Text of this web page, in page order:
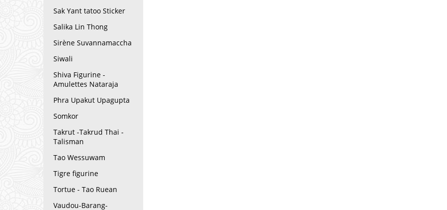
Sak Yant tatoo Sticker
Salika Lin Thong
Sirène Suvannamaccha
Siwali
Shiva Figurine -
Amulettes Nataraja
Phra Upakut Upagupta
Somkor
Takrut -Takrud Thai -
Talisman
Tao Wessuwam
Tigre figurine
Tortue - Tao Ruean
Vaudou-Barang-